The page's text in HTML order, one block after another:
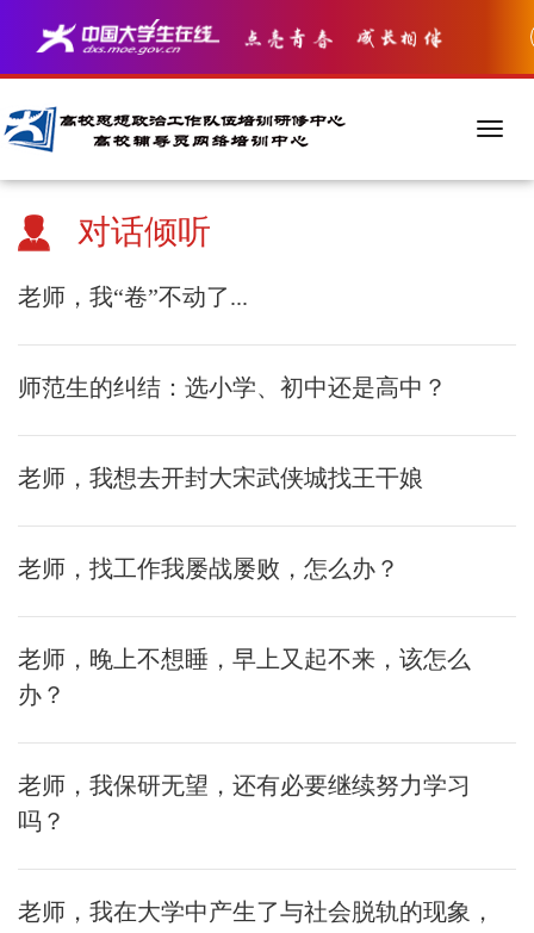
对话倾听
老师，我“卷”不动了...
师范生的纠结：选小学、初中还是高中？
老师，我想去开封大宋武侠城找王干娘
老师，找工作我屡战屡败，怎么办？
老师，晚上不想睡，早上又起不来，该怎么
办？
老师，我保研无望，还有必要继续努力学习
吗？
老师，我在大学中产生了与社会脱轨的现象，